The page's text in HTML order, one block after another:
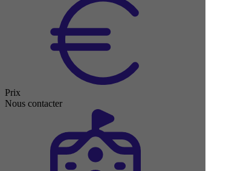
Prix
Nous contacter